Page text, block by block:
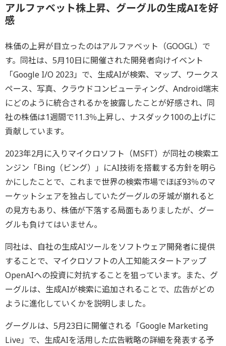
アルファベット株上昇、グーグルの生成AIを好
感
株価の上昇が目立ったのはアルファベット（GOOGL）で
す。同社は、5月10日に開催された開発者向けイベント
「Google I/O 2023」で、生成AIが検索、マップ、ワークス
ペース、写真、クラウドコンピューティング、Android端末
にどのように統合されるかを披露したことが好感され、同
社の株価は1週間で11.3％上昇し、ナスダック100の上げに
貢献しています。
2023年2月に入りマイクロソフト（MSFT）が同社の検索エ
ンジン「Bing（ビング）」にAI技術を搭載する方針を明ら
かにしたことで、これまで世界の検索市場でほぼ93％のマ
ーケットシェアを独占していたグーグルの牙城が崩れると
の見方もあり、株価が下落する局面もありましたが、グー
グルも負けてはいません。
同社は、自社の生成AIツールをソフトウェア開発者に提供
することで、マイクロソフトの人工知能スタートアップ
OpenAIへの投資に対抗することを狙っています。また、グ
ーグルは、生成AIが検索に追加されることで、広告がどの
ように進化していくかを説明しました。
グーグルは、5月23日に開催される「Google Marketing
Live」で、生成AIを活用した広告戦略の詳細を発表する予